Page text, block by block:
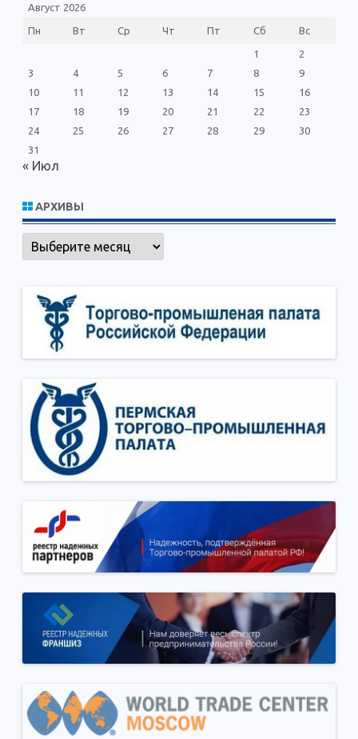
Август 2026
Пн Вт Ср Чт Пт Сб Вс
1
2
3
4 5 6 7 8
9
10
11 12 13 14 15
16
17
18 19 20 21 22
23
24
25 26 27 28 29
30
31
« Июл
АРХИВЫ
Архивы